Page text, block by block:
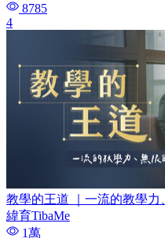
8785
4
教學的王道 ｜一流的教學力
緯育TibaMe
1萬